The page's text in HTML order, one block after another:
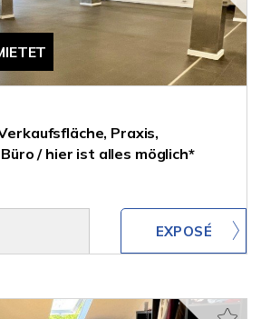
Praxis,
/ hier ist alles möglich*